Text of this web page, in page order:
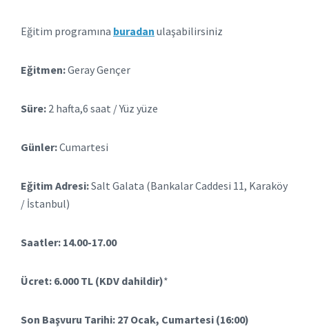
Eğitim programına buradan ulaşabilirsiniz
Eğitmen:Geray Gençer
Süre: 2 hafta,6 saat / Yüz yüze
Günler:Cumartesi
Eğitim Adresi:Salt Galata (Bankalar Caddesi 11, Karaköy
/ İstanbul)
Saatler: 14.00-17.00
Ücret: 6.000 TL (KDV dahildir)*
Son Başvuru Tarihi: 27 Ocak, Cumartesi (16:00)